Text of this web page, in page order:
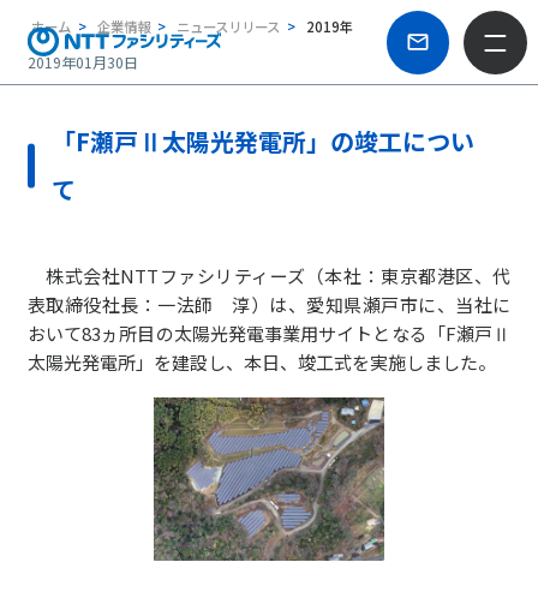
ホーム 企業情報 ニュースリリース 2019年
2019年01月30日
「F瀬戸Ⅱ太陽光発電所」の竣工につい
て
株式会社NTTファシリティーズ（本社：東京都港区、代
表取締役社長：一法師 淳）は、愛知県瀬戸市に、当社に
おいて83ヵ所目の太陽光発電事業用サイトとなる「F瀬戸Ⅱ
太陽光発電所」を建設し、本日、竣工式を実施しました。